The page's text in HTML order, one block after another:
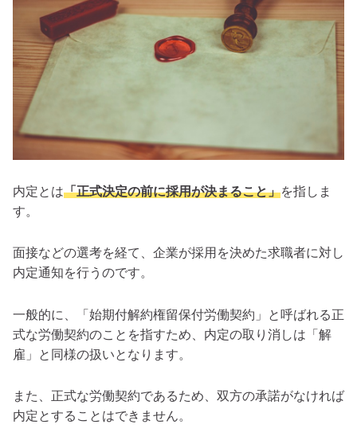
内定とは「正式決定の前に採用が決まること」を指しま
す。
面接などの選考を経て、企業が採用を決めた求職者に対し
内定通知を行うのです。
一般的に、「始期付解約権留保付労働契約」と呼ばれる正
式な労働契約のことを指すため、内定の取り消しは「解
雇」と同様の扱いとなります。
また、正式な労働契約であるため、双方の承諾がなければ
内定とすることはできません。